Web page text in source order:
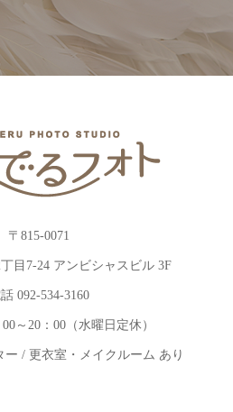
〒815-0071
目7-24 アンビシャスビル 3F
092-534-3160
～20：00（水曜日定休）
/ 更衣室・メイクルーム あり